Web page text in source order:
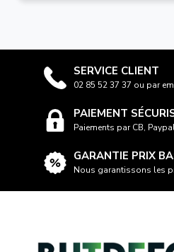
SERVICE CLIENT
02 85 52 37 37 ou par
PAIEMENT
Paiements par CB,
GARANTIE PRIX
Nous garantissons les